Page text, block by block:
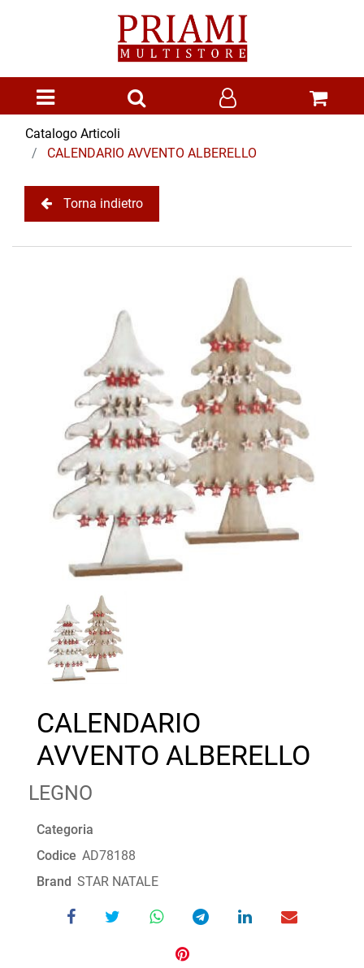
Open menu
Catalogo Articoli
CALENDARIO AVVENTO ALBERELLO
Torna indietro
CALENDARIO
AVVENTO ALBERELLO
LEGNO
Categoria
Codice AD78188
Brand STAR NATALE